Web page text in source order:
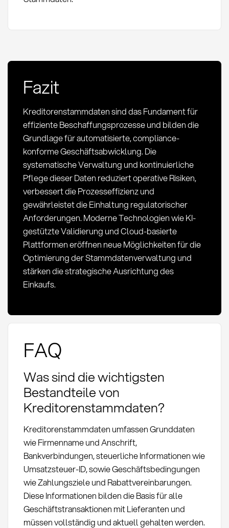
Fazit
Kreditorenstammdaten sind das Fundament für
effiziente Beschaffungsprozesse und bilden die
Grundlage für automatisierte, compliance-
konforme Geschäftsabwicklung. Die
systematische Verwaltung und kontinuierliche
Pflege dieser Daten reduziert operative Risiken,
verbessert die Prozesseffizienz und
gewährleistet die Einhaltung regulatorischer
Anforderungen. Moderne Technologien wie KI-
gestützte Validierung und Cloud-basierte
Plattformen eröffnen neue Möglichkeiten für die
Optimierung der Stammdatenverwaltung und
stärken die strategische Ausrichtung des
Einkaufs.
FAQ
Was sind die wichtigsten
Bestandteile von
Kreditorenstammdaten?
Kreditorenstammdaten umfassen Grunddaten
wie Firmenname und Anschrift,
Bankverbindungen, steuerliche Informationen wie
Umsatzsteuer-ID, sowie Geschäftsbedingungen
wie Zahlungsziele und Rabattvereinbarungen.
Diese Informationen bilden die Basis für alle
Geschäftstransaktionen mit Lieferanten und
müssen vollständig und aktuell gehalten werden.